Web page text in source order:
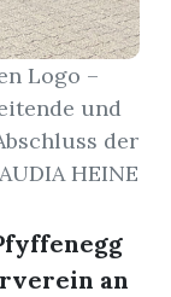
Logo –
und
der
HEINE
an